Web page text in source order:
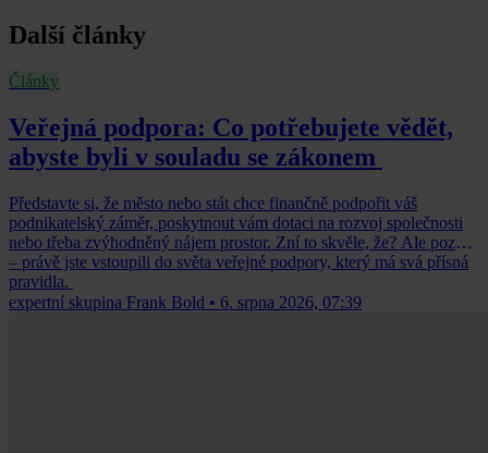
Další články
Články
Veřejná podpora: Co potřebujete vědět,
abyste byli v souladu se zákonem
Představte si, že město nebo stát chce finančně podpořit váš
podnikatelský záměr, poskytnout vám dotaci na rozvoj společnosti
nebo třeba zvýhodněný nájem prostor. Zní to skvěle, že? Ale pozor
– právě jste vstoupili do světa veřejné podpory, který má svá přísná
pravidla.
expertní skupina Frank Bold • 6. srpna 2026, 07:39